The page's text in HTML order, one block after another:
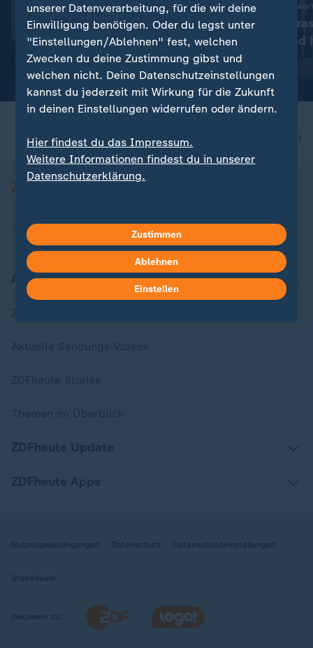
Liveblog
Aktuelle Entwicklungen:
Iran-Krieg und Nahost-
Konflikt: Alle Nachrichten im
Liveblog
Nach Enttäuschung am
Vollering
Konkurrenz und
Gelbmit Video
nach oben
Aktuell bei ZDFheute
Nutzungsbedingungen Datenschutz Datenschutzeinstellungen
Impressum
Wechseln zu:
unserer Datenverarbeitung, für die wir deine
Einwilligung benötigen. Oder du legst unter
"Einstellungen/Ablehnen" fest, welchen
Zwecken du deine Zustimmung gibst und
welchen nicht. Deine Datenschutzeinstellungen
kannst du jederzeit mit Wirkung für die Zukunft
in deinen Einstellungen widerrufen oder ändern.
Hier findest du das Impressum.
Weitere Informationen findest du in unserer
Datenschutzerklärung.
Zustimmen
Ablehnen
Einstellen